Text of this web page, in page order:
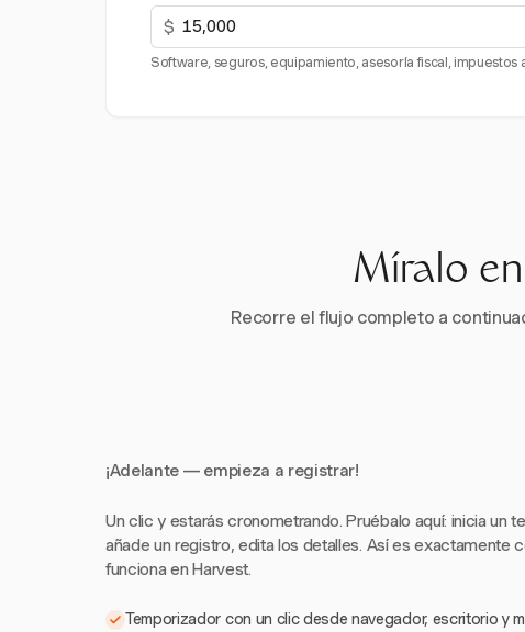
$
Software, seguros, equipamiento, asesoría fiscal, impuestos
Míralo
Recorre el flujo completo a
¡Adelante — empieza a registrar!
Un clic y estarás cronometrando. Pruébalo aquí: inicia un
añade un registro, edita los detalles. Así es exactamente
funciona en Harvest.
Temporizador con un clic desde navegador, escritorio y